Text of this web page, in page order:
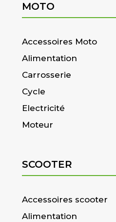
MOTO
Accessoires Moto
Alimentation
Carrosserie
Cycle
Electricité
Moteur
SCOOTER
Accessoires scooter
Alimentation